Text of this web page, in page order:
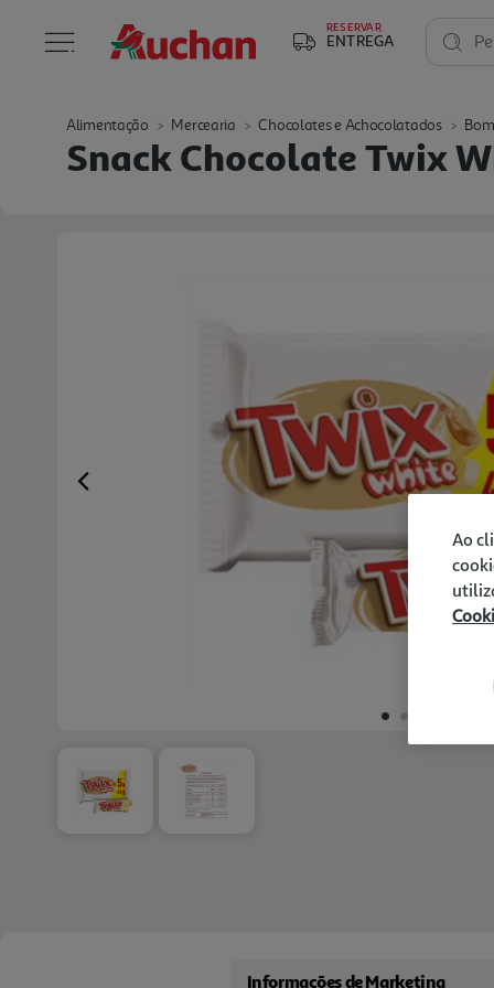
RESERVAR
ENTREGA
Alimentação Mercearia Chocolates e Achocolatados
Snack Chocolate Twix
Previous
Informações de Marketing
Ao